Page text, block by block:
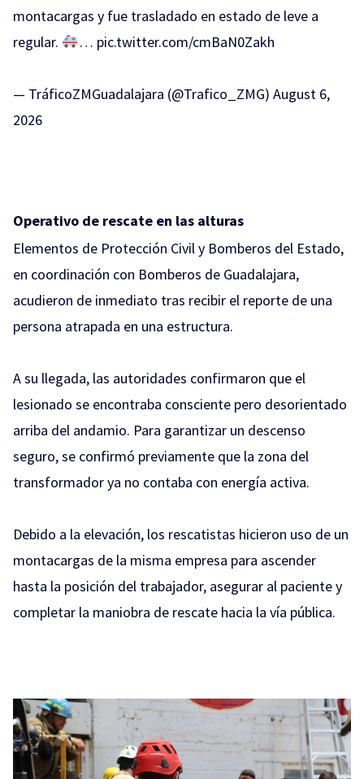
montacargas y fue trasladado en estado de leve a
regular.
… pic.twitter.com/cmBaN0Zakh
— TráficoZMGuadalajara (@Trafico_ZMG) August 6,
2026
Operativo de rescate en las alturas
Elementos de Protección Civil y Bomberos del Estado,
en coordinación con Bomberos de Guadalajara,
acudieron de inmediato tras recibir el reporte de una
persona atrapada en una estructura.
A su llegada, las autoridades confirmaron que el
lesionado se encontraba consciente pero desorientado
arriba del andamio. Para garantizar un descenso
seguro, se confirmó previamente que la zona del
transformador ya no contaba con energía activa.
Debido a la elevación, los rescatistas hicieron uso de un
montacargas de la misma empresa para ascender
hasta la posición del trabajador, asegurar al paciente y
completar la maniobra de rescate hacia la vía pública.